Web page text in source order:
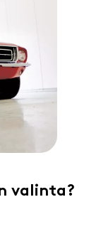
valinta?